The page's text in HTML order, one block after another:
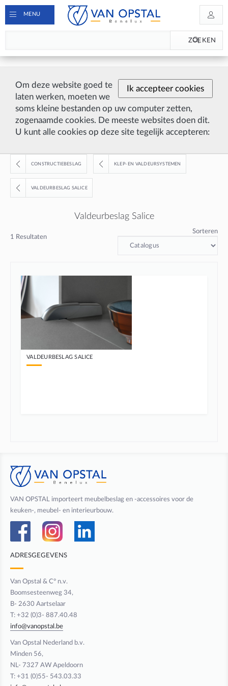
Ik accepteer cookies
Om deze website goed te
laten werken, moeten we
soms kleine bestanden op uw computer zetten,
zogenaamde cookies. De meeste websites doen dit.
U kunt alle cookies op deze site tegelijk accepteren:
MENU
ZOEKEN
CONSTRUCTIEBESLAG KLEP- EN VALDEURSYSTEMEN
VALDEURBESLAG SALICE
Valdeurbeslag Salice
1 Resultaten
Sorteren
VALDEURBESLAG SALICE
VAN OPSTAL importeert meubelbeslag en -accessoires voor de
keuken-, meubel- en interieurbouw.
ADRESGEGEVENS
Van Opstal & C° n.v.
Boomsesteenweg 34,
B- 2630 Aartselaar
T: +32 (0)3- 887.40.48
info@vanopstal.be
Van Opstal Nederland b.v.
Minden 56,
NL- 7327 AW Apeldoorn
T: +31 (0)55- 543.03.33